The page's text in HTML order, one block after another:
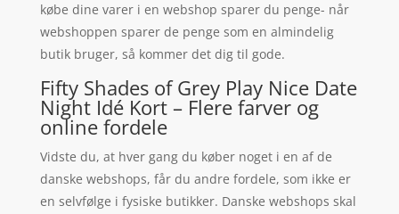
købe dine varer i en webshop sparer du penge- når
webshoppen sparer de penge som en almindelig
butik bruger, så kommer det dig til gode.
Fifty Shades of Grey Play Nice Date
Night Idé Kort – Flere farver og
online fordele
Vidste du, at hver gang du køber noget i en af de
danske webshops, får du andre fordele, som ikke er
en selvfølge i fysiske butikker. Danske webshops skal